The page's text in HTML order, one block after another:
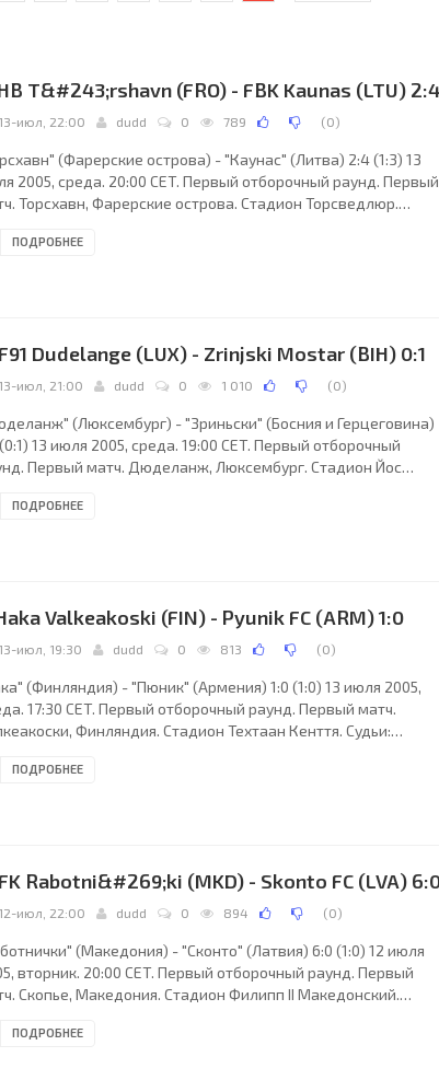
T&#243;rshavn (FRO) - FBK Kaunas (LTU) 2:4
13-июл, 22:00 dudd 0 789 (0)
(Фарерские острова) - "Каунас" (Литва) 2:4 (1:3) 13
2005, среда. 20:00 CET. Первый отборочный раунд. Первый
Торсхавн, Фарерские острова. Стадион Торсведлюр.
Ярле Ларсен (Норвегия). Резервный: Стиг Руне Крокдаль
ПОДРОБНЕЕ
Dudelange (LUX) - Zrinjski Mostar (BIH) 0:1
13-июл, 21:00 dudd 0 1 010 (0)
(Люксембург) - "Зриньски" (Босния и Герцеговина)
13 июля 2005, среда. 19:00 CET. Первый отборочный
Первый матч. Дюделанж, Люксембург. Стадион Йос
Джозеф Камильери (Мальта). Резервный: Кевин
ПОДРОБНЕЕ
Valkeakoski (FIN) - Pyunik FC (ARM) 1:0
13-июл, 19:30 dudd 0 813 (0)
(Финляндия) - "Пюник" (Армения) 1:0 (1:0) 13 июля 2005,
17:30 CET. Первый отборочный раунд. Первый матч.
Финляндия. Стадион Техтаан Кенття. Судьи:
(Украина). Резервный: Виталий Годулян (Украина). "Хака":
ПОДРОБНЕЕ
Rabotni&#269;ki (MKD) - Skonto FC (LVA)
12-июл, 22:00 dudd 0 894 (0)
(Македония) - "Сконто" (Латвия) 6:0 (1:0) 12 июля
вторник. 20:00 CET. Первый отборочный раунд. Первый
Скопье, Македония. Стадион Филипп II Македонский.
Жозе Рамалью (Португалия). Резервный: Нуну
ПОДРОБНЕЕ